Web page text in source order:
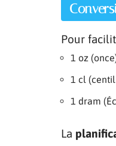
Pour
1 oz
1 cl
1 dram
La